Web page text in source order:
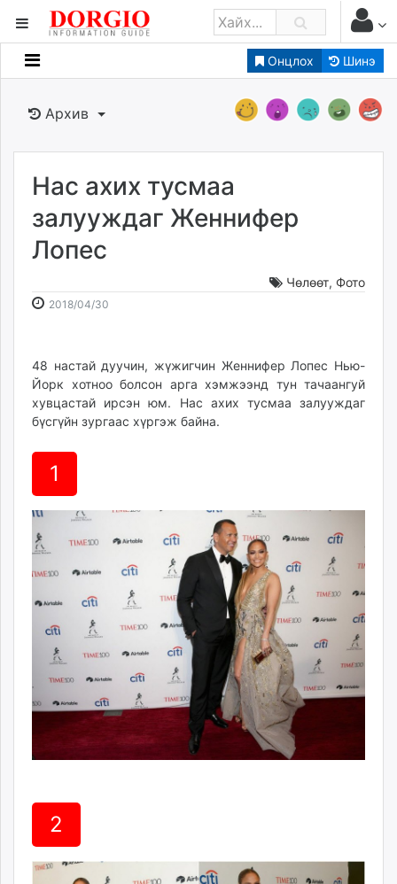
Онцлох Шинэ
Мэдээллийн
Банк санхүү
Бизнес ААН
Төрийн
dorgio.mn
caak.mn
Baabar.mn
tovch.mn
ikon.mn
mnb.mn
Livetv.mn
24tsag.mn
shuud.mn
eagle.mn
today.mn
zuv.mn
mminfo.mn
ugluu.mn
urlag.mn
asu.mn
shudarga.mn
unuudur.mn
isee.mn
fact.mn
Архив
Нас ахих тусмаа
залууждаг Женнифер
Лопес
Чөлөөт, Фото
2018/04/30
13:23:10
19:03:00
48 настай дуучин, жүжигчин Женнифер Лопес Нью-
Йорк хотноо болсон арга хэмжээнд тун тачаангуй
хувцастай ирсэн юм. Нас ахих тусмаа залууждаг
бүсгүйн зургаас хүргэж байна.
1
2